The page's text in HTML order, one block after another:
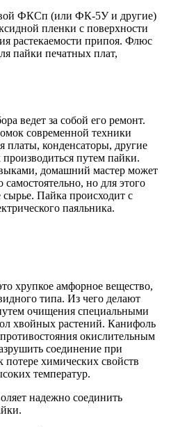
ФКСп (или ФК-5У и другие)
пленки с поверхности
растекаемости припоя. Флюс
пайки печатных плат,
ведет за собой его ремонт.
современной техники
платы, конденсаторы, другие
путем пайки.
домашний мастер может
самостоятельно, но для этого
Пайка происходит с
паяльника.
хрупкое амфорное вещество,
типа. Из чего делают
очищения специальными
хвойных растений. Канифоль
окислительным
соединение при
химических свойств
температур.
надежно соединить